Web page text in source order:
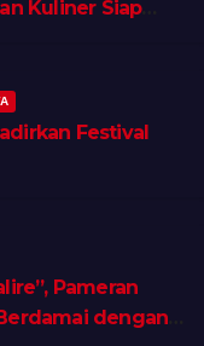
Kuliner Siap
Festival
Pameran
dengan